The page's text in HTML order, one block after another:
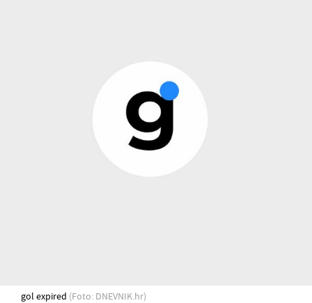
gol expired (Foto: DNEVNIK.hr)